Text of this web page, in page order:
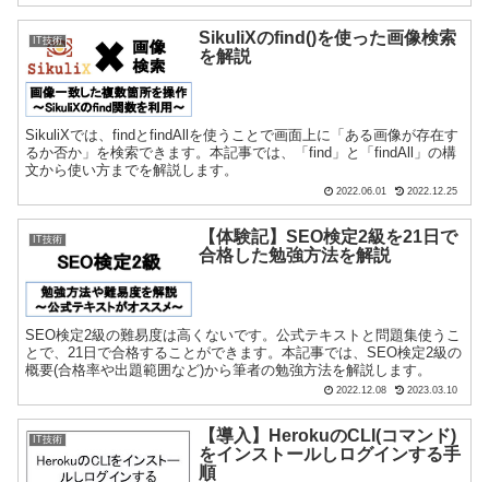
IT技術
SikuliXのfind()を使った画像検索
を解説
SikuliXでは、findとfindAllを使うことで画面上に「ある画像が存在す
るか否か」を検索できます。本記事では、「find」と「findAll」の構
文から使い方までを解説します。
2022.06.01 2022.12.25
IT技術
【体験記】SEO検定2級を21日で
合格した勉強方法を解説
SEO検定2級の難易度は高くないです。公式テキストと問題集使うこ
とで、21日で合格することができます。本記事では、SEO検定2級の
概要(合格率や出題範囲など)から筆者の勉強方法を解説します。
2022.12.08 2023.03.10
IT技術
【導入】HerokuのCLI(コマンド)
をインストールしログインする手
順